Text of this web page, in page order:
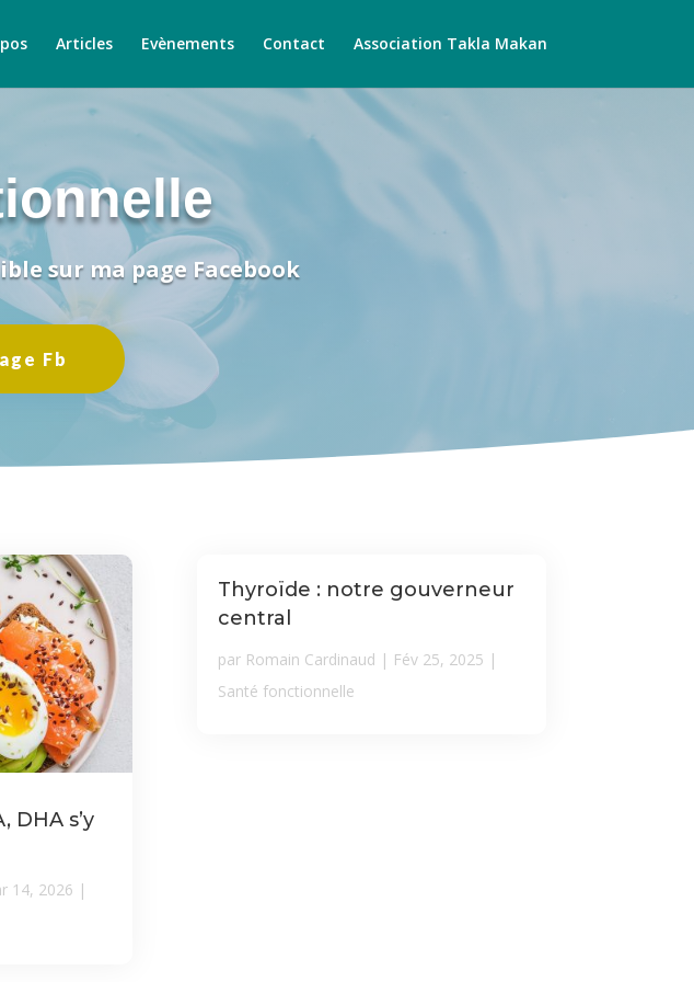
Articles Evènements Contact Association Takla Makan
sur ma page Facebook
Fb
DHA s’y
14, 2026 |
Thyroïde : notre gouverneur
central
par Romain Cardinaud | Fév 25, 2025 |
Santé fonctionnelle